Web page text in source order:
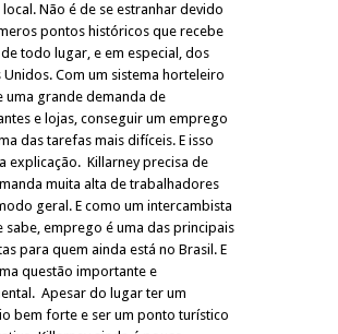
Não é de se estranhar devido
pontos históricos que recebe
todo lugar, e em especial, dos
Unidos. Com um sistema horteleiro
uma grande demanda de
e lojas, conseguir um emprego
das tarefas mais difíceis. E isso
explicação. Killarney precisa de
muita alta de trabalhadores
geral. E como um intercambista
sabe, emprego é uma das principais
para quem ainda está no Brasil. E
questão importante e
Apesar do lugar ter um
bem forte e ser um ponto turístico